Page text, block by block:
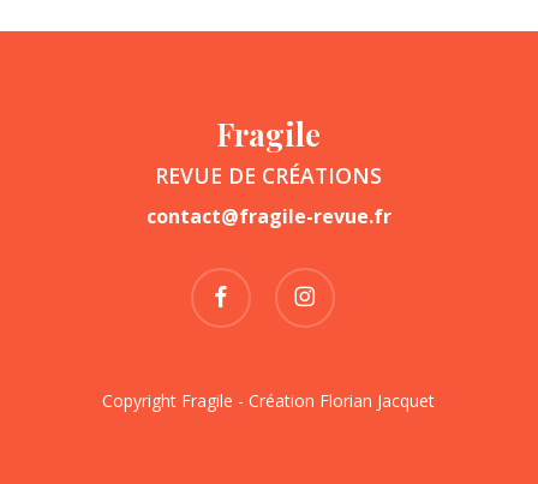
Fragile
REVUE DE CRÉATIONS
contact@fragile-revue.fr
facebook instagram
Copyright Fragile - Création Florian Jacquet